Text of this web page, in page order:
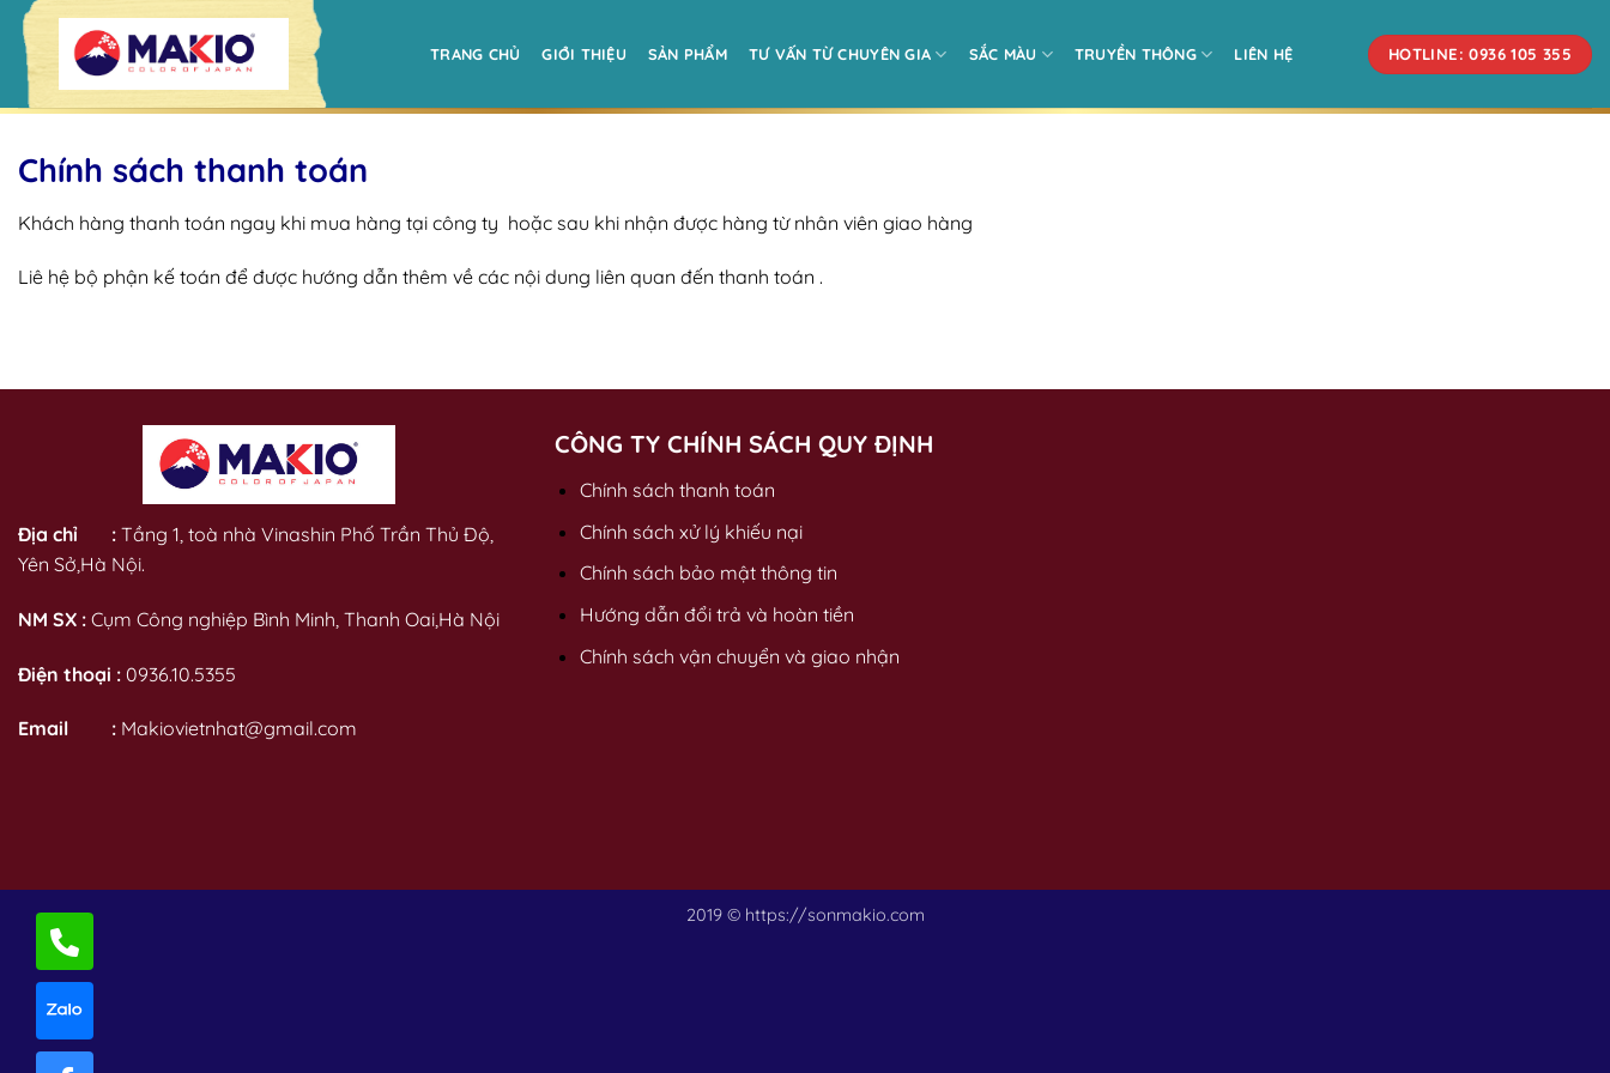
qua
dung
TRANG CHỦ GIỚI THIỆU SẢN PHẨM TƯ VẤN TỪ CHUYÊN GIA SẮC MÀU TRUYỀN THÔNG LIÊN HỆ HOTLINE: 0936 105 355
Chính sách thanh toán
Khách hàng thanh toán ngay khi mua hàng tại công ty hoặc sau khi nhận được hàng từ nhân viên giao hàng
Liê hệ bộ phận kế toán để được hướng dẫn thêm về các nội dung liên quan đến thanh toán .
Địa chỉ : Tầng 1, toà nhà Vinashin Phố Trần Thủ Độ,
Yên Sở,Hà Nội.
NM SX : Cụm Công nghiệp Bình Minh, Thanh Oai,Hà Nội
Điện thoại : 0936.10.5355
Email : Makiovietnhat@gmail.com
CÔNG TY CHÍNH SÁCH QUY ĐỊNH
Chính sách thanh toán
Chính sách xử lý khiếu nại
Chính sách bảo mật thông tin
Hướng dẫn đổi trả và hoàn tiền
Chính sách vận chuyển và giao nhận
2019 © https://sonmakio.com